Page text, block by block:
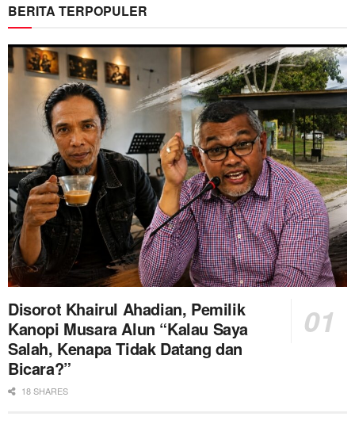
BERITA TERPOPULER
Disorot Khairul Ahadian, Pemilik
Kanopi Musara Alun “Kalau Saya
Salah, Kenapa Tidak Datang dan
Bicara?”
18 SHARES